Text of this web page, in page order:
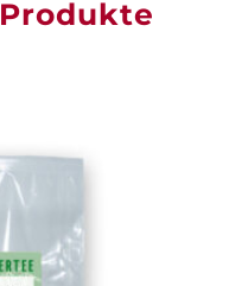
Produkte